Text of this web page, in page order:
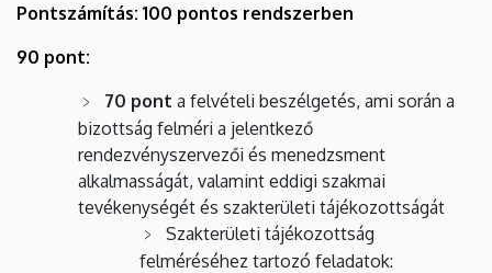
Pontszámítás: 100 pontos rendszerben
90 pont:
70 pont a felvételi beszélgetés, ami során a
bizottság felméri a jelentkező
rendezvényszervezői és menedzsment
alkalmasságát, valamint eddigi szakmai
tevékenységét és szakterületi tájékozottságát
Szakterületi tájékozottság
felméréséhez tartozó feladatok: